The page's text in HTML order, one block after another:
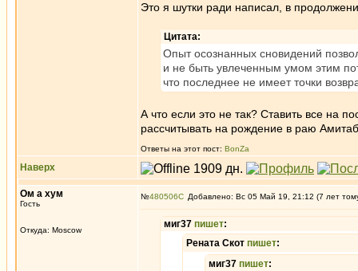
Это я шутки ради написал, в
Цитата:
Опыт осознанных сновидений
и не быть увлеченным умом этим
что последнее не имеет точки
А что если это не так? Ставить все на
рассчитывать на рождение в раю
Ответы на этот пост: BonZa
Наверх
Ом а хум
Гость
Откуда: Moscow
№480506 Добавлено: Вс 05 Май 19, 21:12 (7 лет
миг37 пишет:
Рената Скот пишет:
миг37 пишет: